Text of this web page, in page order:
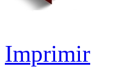
Imprimir